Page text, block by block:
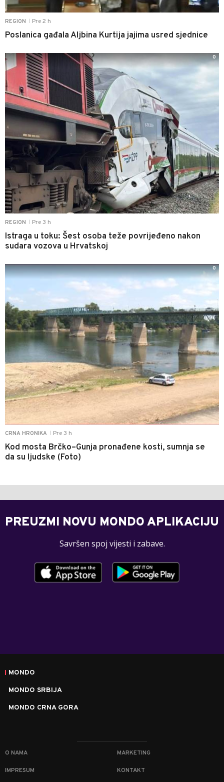
REGION Pre 2 h
Poslanica gađala Aljbina Kurtija jajima usred sjednice
REGION Pre 3 h
Istraga u toku: Šest osoba teže povrijeđeno nakon
sudara vozova u Hrvatskoj
0
CRNA HRONIKA Pre 3 h
Kod mosta Brčko–Gunja pronađene kosti, sumnja se
da su ljudske (Foto)
0
PREUZMI NOVU MONDO APLIKACIJU
Savršen spoj vijesti i zabave.
MONDO
MONDO SRBIJA
MONDO CRNA GORA
O NAMA MARKETING
IMPRESUM KONTAKT